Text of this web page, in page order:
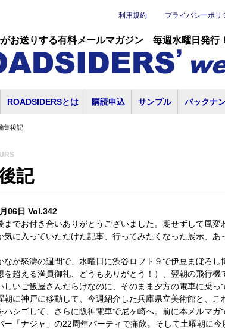
お送りする有料メールマガジン 毎週水曜日発行！
利用規約 プライバシーポリ
ROADSIDERSとは 購読申込 サンプル バックナ
集後記
記
06日 Vol.342
までお付き合いありがとうございました。期せずして風変
気に入っていただけた記事、行ってみたくなった展示、あ
なか怒濤の週間で、水曜日に渋谷ロフト９で伊豆まぼろし
を超える満員御礼、どうもありがとう！）、翌朝の飛行機
しいご飯屋さんだらけなのに、そのまま夕方の電車に乗っ
朝に神戸に移動して、今週紹介した兵庫県立美術館と、こ
ハシゴして、さらに阪神電車で尼ヶ崎へ。前に本メルマ
ー「ナジャ」の22周年パーティで痛飲。そして土曜朝に